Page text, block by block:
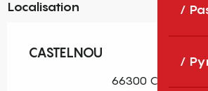
Localisation
CASTELNOU
66300 Castelnou